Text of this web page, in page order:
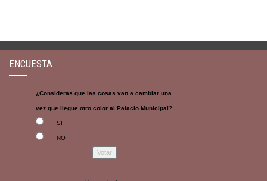
ENCUESTA
¿Consideras que las cosas van a cambiar una
vez que llegue otro color al Palacio Municipal?
SI
NO